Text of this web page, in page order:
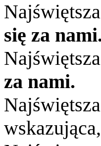
się za
za nami.
wskazująca,